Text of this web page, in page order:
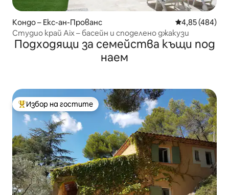
Кондо – Екс-ан-Прованс Средна
4,85 (484)
Студио край Aix – басейн и споделено джакузи
Подходящи за семейства къщи под
наем
Най-популярен избор на гостите
Избор на гостите